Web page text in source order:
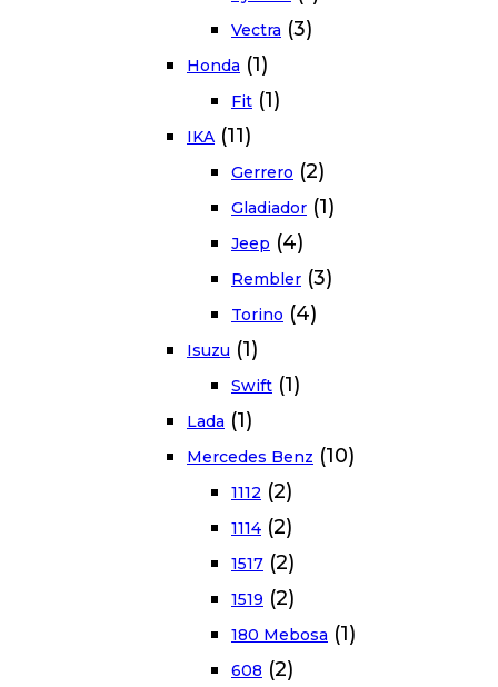
Vectra (3)
Honda (1)
Fit (1)
IKA (11)
Gerrero (2)
Gladiador (1)
Jeep (4)
Rembler (3)
Torino (4)
Isuzu (1)
Swift (1)
Lada (1)
Mercedes Benz (10)
1112 (2)
1114 (2)
1517 (2)
1519 (2)
180 Mebosa (1)
608 (2)